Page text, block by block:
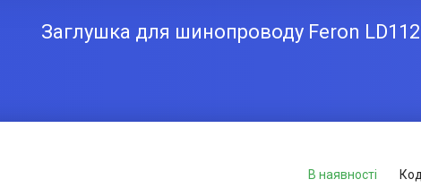
Заглушка для шинопроводу Feron
В наявності